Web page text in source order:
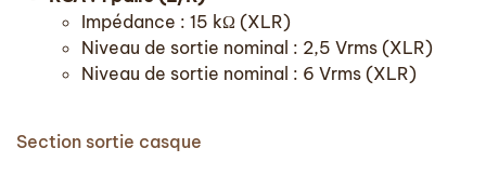
Impédance : 15 kΩ (XLR)
Niveau de sortie nominal : 2,5 Vrms (XLR)
Niveau de sortie nominal : 6 Vrms (XLR)
Section sortie casque